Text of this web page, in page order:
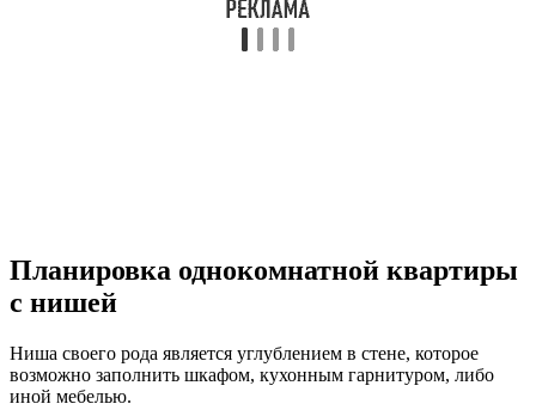
Планировка однокомнатной квартиры
с нишей
Ниша своего рода является углублением в стене, которое
возможно заполнить шкафом, кухонным гарнитуром, либо
иной мебелью.